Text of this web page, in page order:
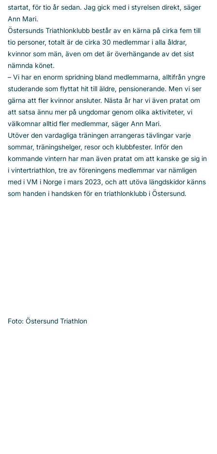
startat, för tio år sedan. Jag gick med i styrelsen direkt, säger
Ann Mari.
Östersunds Triathlonklubb består av en kärna på cirka fem till
tio personer, totalt är de cirka 30 medlemmar i alla åldrar,
kvinnor som män, även om det är överhängande av det sist
nämnda könet.
– Vi har en enorm spridning bland medlemmarna, alltifrån yngre
studerande som flyttat hit till äldre, pensionerande. Men vi ser
gärna att fler kvinnor ansluter. Nästa år har vi även pratat om
att satsa ännu mer på ungdomar genom olika aktiviteter, vi
välkomnar alltid fler medlemmar, säger Ann Mari.
Utöver den vardagliga träningen arrangeras tävlingar varje
sommar, träningshelger, resor och klubbfester. Inför den
kommande vintern har man även pratat om att kanske ge sig in
i vintertriathlon, tre av föreningens medlemmar var nämligen
med i VM i Norge i mars 2023, och att utöva längdskidor känns
som handen i handsken för en triathlonklubb i Östersund.
Foto: Östersund Triathlon